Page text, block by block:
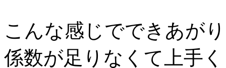
こんな感じでできあが
係数が足りなくて上手